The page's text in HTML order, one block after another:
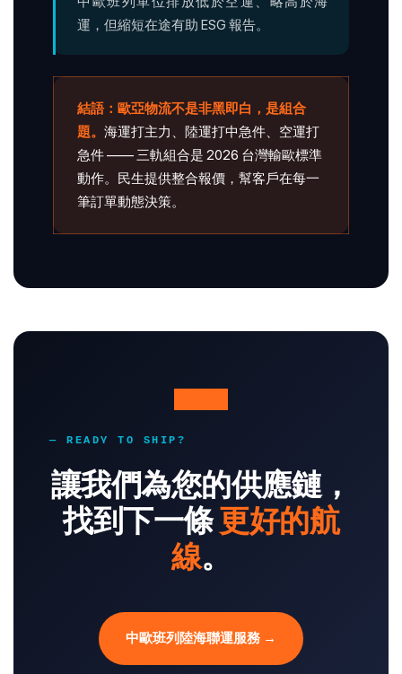
運，但縮短在途有助 ESG 報告。
結語：歐亞物流不是非黑即白，是組合
題。 海運打主力、陸運打中急件、空運打
急件 —— 三軌組合是 2026 台灣輸歐標準
動作。民生提供整合報價，幫客戶在每一
筆訂單動態決策。
— READY TO SHIP?
讓我們為您的供應鏈，
找到下一條更好的航
線。
中歐班列陸海聯運服務 →